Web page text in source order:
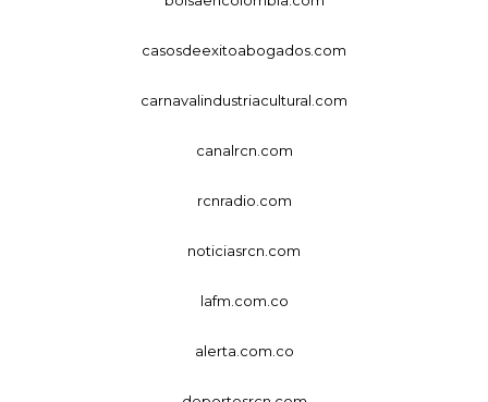
casosdeexitoabogados.com
carnavalindustriacultural.com
canalrcn.com
rcnradio.com
noticiasrcn.com
lafm.com.co
alerta.com.co